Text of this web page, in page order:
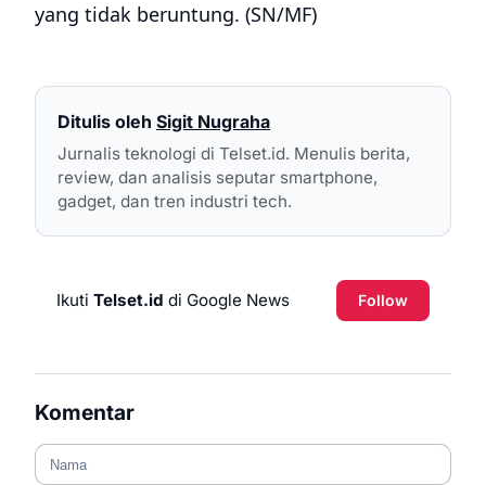
yang tidak beruntung. (SN/MF)
Ditulis oleh Sigit Nugraha
Jurnalis teknologi di Telset.id. Menulis berita,
review, dan analisis seputar smartphone,
gadget, dan tren industri tech.
Ikuti Telset.id di Google News Follow
Komentar